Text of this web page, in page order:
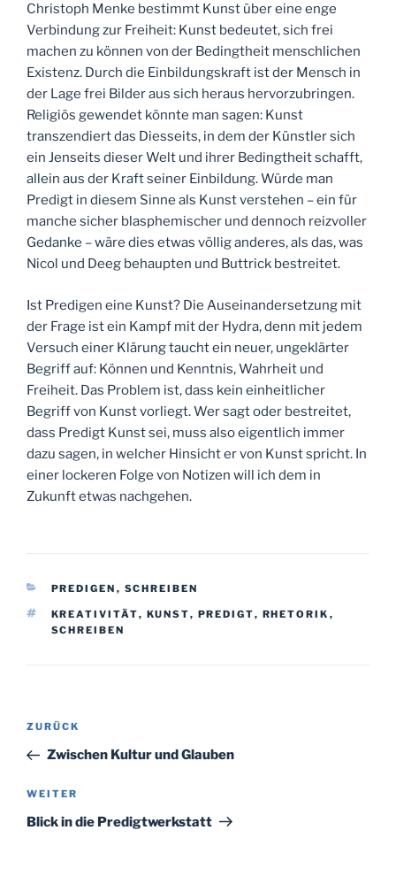
Christoph Menke bestimmt Kunst über eine enge
Verbindung zur Freiheit: Kunst bedeutet, sich frei
machen zu können von der Bedingtheit menschlichen
Existenz. Durch die Einbildungskraft ist der Mensch in
der Lage frei Bilder aus sich heraus hervorzubringen.
Religiös gewendet könnte man sagen: Kunst
transzendiert das Diesseits, in dem der Künstler sich
ein Jenseits dieser Welt und ihrer Bedingtheit schafft,
allein aus der Kraft seiner Einbildung. Würde man
Predigt in diesem Sinne als Kunst verstehen – ein für
manche sicher blasphemischer und dennoch reizvoller
Gedanke – wäre dies etwas völlig anderes, als das, was
Nicol und Deeg behaupten und Buttrick bestreitet.
Ist Predigen eine Kunst? Die Auseinandersetzung mit
der Frage ist ein Kampf mit der Hydra, denn mit jedem
Versuch einer Klärung taucht ein neuer, ungeklärter
Begriff auf: Können und Kenntnis, Wahrheit und
Freiheit. Das Problem ist, dass kein einheitlicher
Begriff von Kunst vorliegt. Wer sagt oder bestreitet,
dass Predigt Kunst sei, muss also eigentlich immer
dazu sagen, in welcher Hinsicht er von Kunst spricht. In
einer lockeren Folge von Notizen will ich dem in
Zukunft etwas nachgehen.
KATEGORIEN
PREDIGEN , SCHREIBEN
SCHLAGWÖRTER
KREATIVITÄT, KUNST, PREDIGT, RHETORIK ,
SCHREIBEN
Beitragsnavigation
Vorheriger
Beitrag
ZURÜCK
Zwischen Kultur und Glauben
Nächster
Beitrag
WEITER
Blick in die Predigtwerkstatt